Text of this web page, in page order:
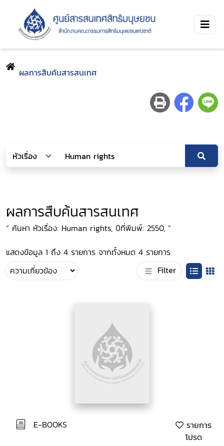
ผลการสืบค้นสารสนเทศ
ผลการสืบค้นสารสนเทศ
“ ค้นหา หัวเรื่อง: Human rights, ปีที่พิมพ์: 2550, ”
แสดงข้อมูล 1 ถึง 4 รายการ จากทั้งหมด 4 รายการ
Filter
E-BOOKS
รายการ
โปรด